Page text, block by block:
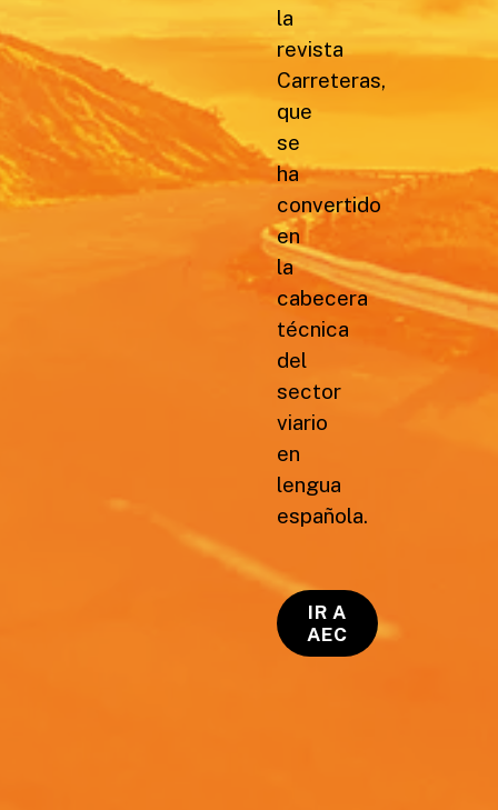
la
revista
Carreteras,
que
se
ha
convertido
en
la
cabecera
técnica
del
sector
viario
en
lengua
española.
IR A
AEC